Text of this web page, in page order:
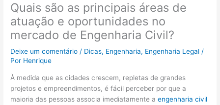
Quais são as principais áreas de
atuação e oportunidades no
mercado de Engenharia Civil?
Deixe um comentário / Dicas, Engenharia, Engenharia Legal /
Por Henrique
À medida que as cidades crescem, repletas de grandes
projetos e empreendimentos, é fácil perceber por que a
maioria das pessoas associa imediatamente a engenharia civil